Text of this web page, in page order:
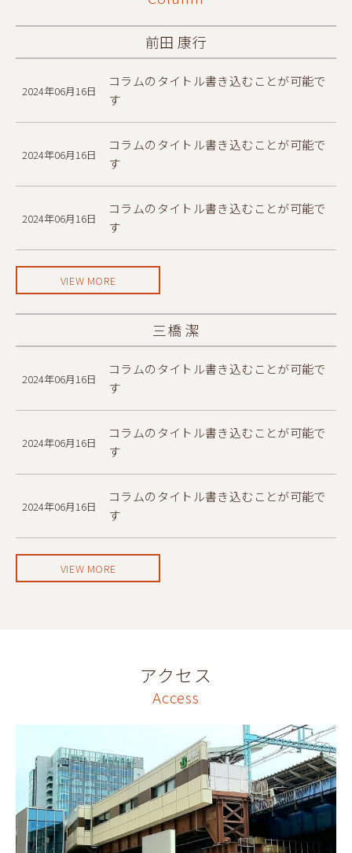
前田 康行
2024年06月16日
コラムのタイトル書き込むことが可能で
す
2024年06月16日
コラムのタイトル書き込むことが可能で
す
2024年06月16日
コラムのタイトル書き込むことが可能で
す
VIEW MORE
三橋 潔
2024年06月16日
コラムのタイトル書き込むことが可能で
す
2024年06月16日
コラムのタイトル書き込むことが可能で
す
2024年06月16日
コラムのタイトル書き込むことが可能で
す
VIEW MORE
アクセス
Access